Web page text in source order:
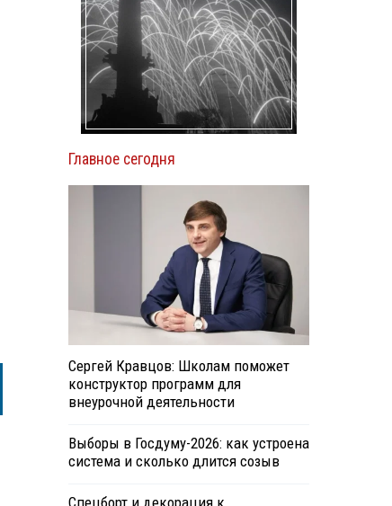
Главное сегодня
Сергей Кравцов: Школам поможет
конструктор программ для
внеурочной деятельности
Выборы в Госдуму-2026: как устроена
система и сколько длится созыв